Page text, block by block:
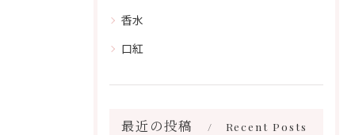
香水
口紅
最近の投稿 Recent Posts